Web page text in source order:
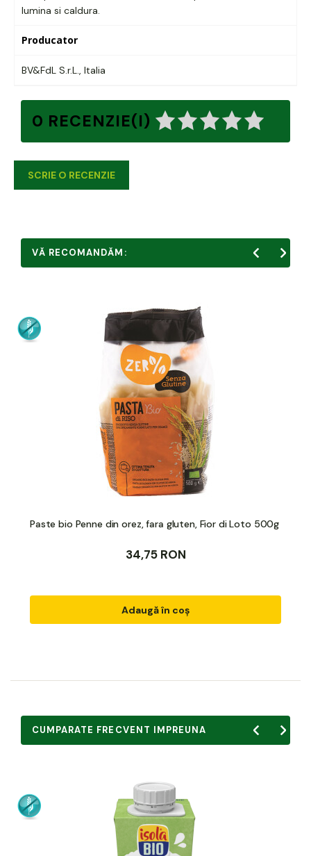
lumina si caldura.
Producator
BV&FdL S.r.L., Italia
0 RECENZIE(I)
SCRIE O RECENZIE
VĂ RECOMANDĂM:
Paste bio Penne din orez, fara gluten, Fior di Loto 500g
34,75 RON
Adaugă în coș
CUMPARATE FRECVENT IMPREUNA